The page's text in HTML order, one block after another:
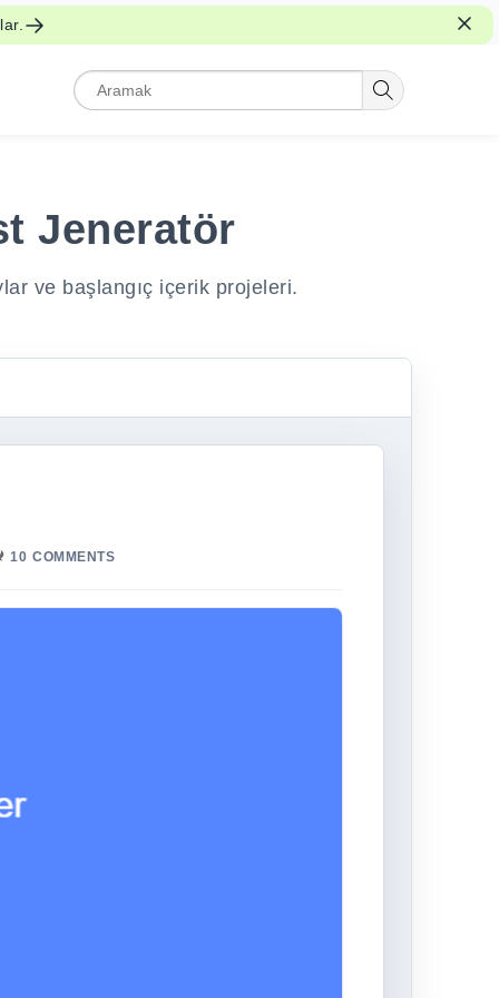
Jeneratör
ve başlangıç içerik projeleri.
10 COMMENTS